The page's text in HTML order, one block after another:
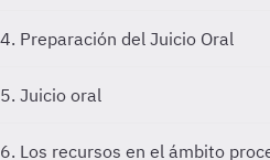
4. Preparación del Juicio Oral
5. Juicio oral
6. Los recursos en el ámbito